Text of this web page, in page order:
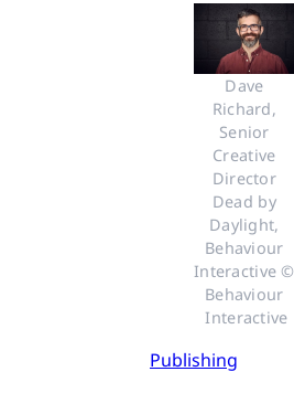
Dave
Richard,
Senior
Creative
Director
Dead by
Daylight,
Behaviour
Interactive ©
Behaviour
Interactive
Publishing